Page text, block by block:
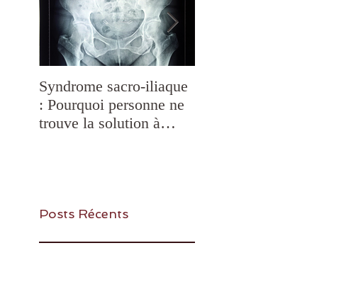
Syndrome sacro-iliaque
: Pourquoi personne ne
trouve la solution à
Posts Récents